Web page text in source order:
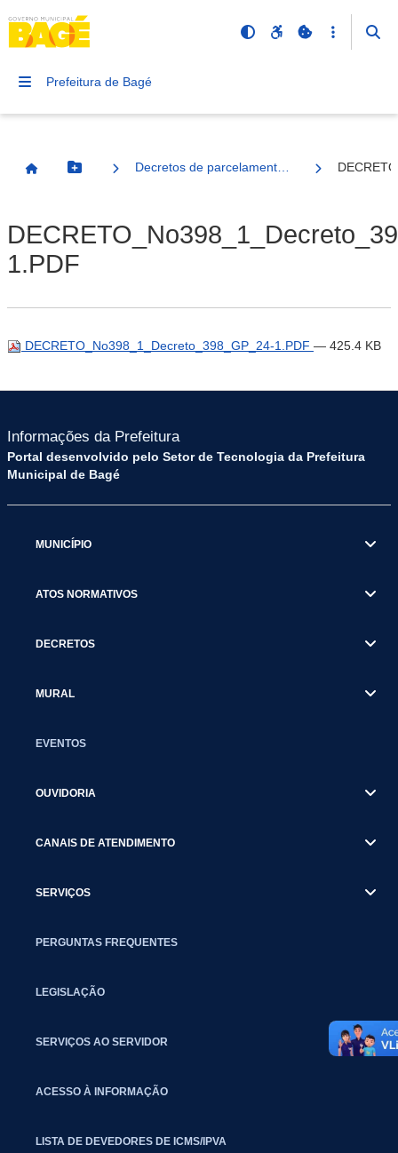
Prefeitura de Bagé
Página InicialBotão Menu
1.PDF
DECRETO_No398_1_Decreto_398_GP_24-1.PDF — 425.4 KB
Informações da Prefeitura
Portal desenvolvido pelo Setor de Tecnologia da Prefeitura
Municipal de Bagé
MUNICÍPIO
ATOS NORMATIVOS
DECRETOS
MURAL
EVENTOS
OUVIDORIA
CANAIS DE ATENDIMENTO
SERVIÇOS
PERGUNTAS FREQUENTES
LEGISLAÇÃO
SERVIÇOS AO SERVIDOR
ACESSO À INFORMAÇÃO
LISTA DE DEVEDORES DE ICMS/IPVA